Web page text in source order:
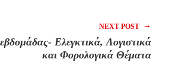
NEXT POST →
Ελεγκτικά, Λογιστικά
και Φορολογικά Θέματα